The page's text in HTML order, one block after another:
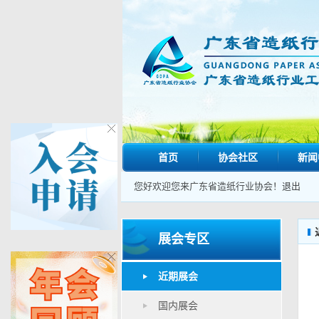
首页 协会社区 新
您好欢迎您来广东省造纸行业协会！ 退出
展会专区
近期展会
国内展会